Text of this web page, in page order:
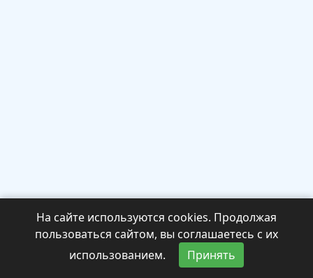
На сайте используются cookies. Продолжая
пользоваться сайтом, вы соглашаетесь с их
использованием.
Принять